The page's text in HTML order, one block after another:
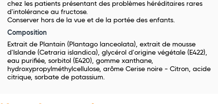
chez les patients présentant des problèmes héréditaires rares
d'intolérance au fructose.
Conserver hors de la vue et de la portée des enfants.
Composition
Extrait de Plantain (Plantago lanceolata), extrait de mousse
d'Islande (Cetraria islandica), glycérol d'origine végétale (E422),
eau purifiée, sorbitol (E420), gomme xanthane,
hydroxypropylméthylcellulose, arôme Cerise noire - Citron, acide
citrique, sorbate de potassium.